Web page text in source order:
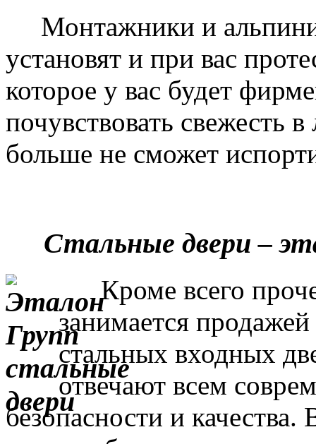
Монтажники и
установят и при вас
которое у вас будет
почувствовать свежесть
больше не сможет
Стальные двери –
Кроме всего
занимается
стальных входных
отвечают всем
безопасности и